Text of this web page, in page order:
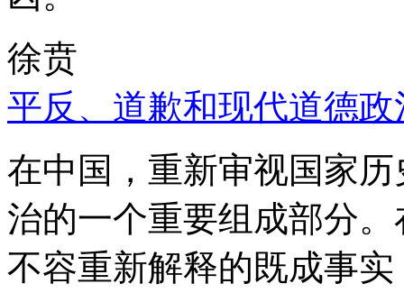
徐贲
平反、道歉和现代道德政
在中国，重新审视国家
治的一个重要组成部分
不容重新解释的既成事